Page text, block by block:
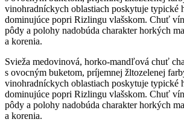
vinohradníckych oblastiach poskytuje typické
dominujúce popri Rizlingu vlašskom. Chuť
pôdy a polohy nadobúda charakter horkých
a korenia.
Svieža medovinová, horko-mandľová chuť
s ovocným buketom, príjemnej žltozelenej
vinohradníckych oblastiach poskytuje typické
dominujúce popri Rizlingu vlašskom. Chuť
pôdy a polohy nadobúda charakter horkých
a korenia.